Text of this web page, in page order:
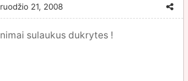
21, 2008
sulaukus dukrytes !